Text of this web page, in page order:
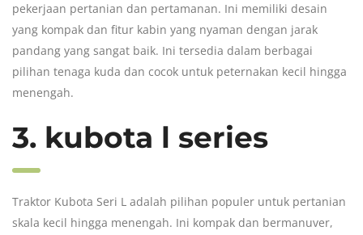
pekerjaan pertanian dan pertamanan. Ini memiliki desain
yang kompak dan fitur kabin yang nyaman dengan jarak
pandang yang sangat baik. Ini tersedia dalam berbagai
pilihan tenaga kuda dan cocok untuk peternakan kecil hingga
menengah.
3. kubota l series
Traktor Kubota Seri L adalah pilihan populer untuk pertanian
skala kecil hingga menengah. Ini kompak dan bermanuver,